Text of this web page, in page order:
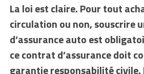
La loi est claire. Pour tout
circulation ou non, souscrire
d’assurance auto est
ce contrat d’assurance doit
garantie responsabilité civile.